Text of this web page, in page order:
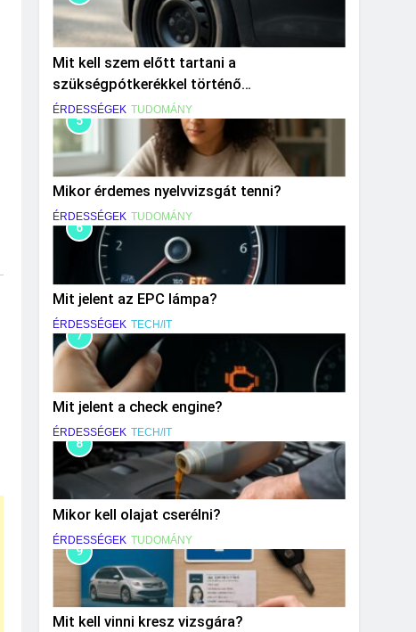
Mit kell szem előtt tartani a
szükségpótkerékkel történő
közlekedéskor?
ÉRDESSÉGEK TUDOMÁNY
5
Mikor érdemes nyelvvizsgát tenni?
ÉRDESSÉGEK TUDOMÁNY
6
Mit jelent az EPC lámpa?
ÉRDESSÉGEK TECH/IT
7
Mit jelent a check engine?
ÉRDESSÉGEK TECH/IT
8
Mikor kell olajat cserélni?
ÉRDESSÉGEK TUDOMÁNY
9
Mit kell vinni kresz vizsgára?